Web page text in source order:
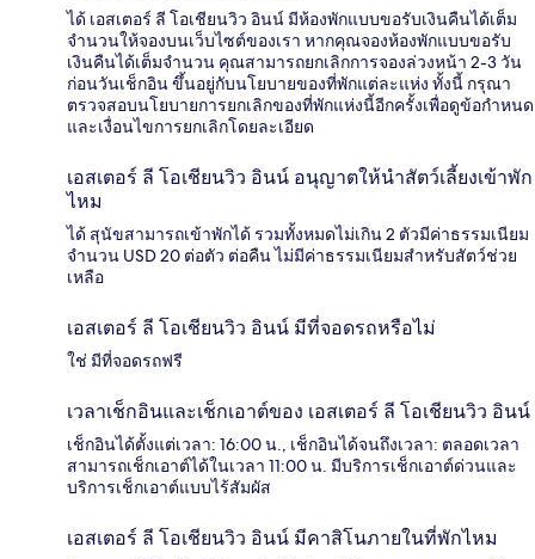
ได้ เอสเตอร์ ลี โอเชียนวิว อินน์ มีห้องพักแบบขอรับเงินคืนได้เต็ม
จำนวนให้จองบนเว็บไซต์ของเรา หากคุณจองห้องพักแบบขอรับ
เงินคืนได้เต็มจำนวน คุณสามารถยกเลิกการจองล่วงหน้า 2-3 วัน
ก่อนวันเช็กอิน ขึ้นอยู่กับนโยบายของที่พักแต่ละแห่ง ทั้งนี้ กรุณา
ตรวจสอบนโยบายการยกเลิกของที่พักแห่งนี้อีกครั้งเพื่อดูข้อกำหนด
และเงื่อนไขการยกเลิกโดยละเอียด
เอสเตอร์ ลี โอเชียนวิว อินน์ อนุญาตให้นำสัตว์เลี้ยงเข้าพัก
ไหม
ได้ สุนัขสามารถเข้าพักได้ รวมทั้งหมดไม่เกิน 2 ตัวมีค่าธรรมเนียม
จำนวน USD 20 ต่อตัว ต่อคืน ไม่มีค่าธรรมเนียมสำหรับสัตว์ช่วย
เหลือ
เอสเตอร์ ลี โอเชียนวิว อินน์ มีที่จอดรถหรือไม่
ใช่ มีที่จอดรถฟรี
เวลาเช็กอินและเช็กเอาต์ของ เอสเตอร์ ลี โอเชียนวิว อินน์
เช็กอินได้ตั้งแต่เวลา: 16:00 น., เช็กอินได้จนถึงเวลา: ตลอดเวลา
สามารถเช็กเอาต์ได้ในเวลา 11:00 น. มีบริการเช็กเอาต์ด่วนและ
บริการเช็กเอาต์แบบไร้สัมผัส
เอสเตอร์ ลี โอเชียนวิว อินน์ มีคาสิโนภายในที่พักไหม